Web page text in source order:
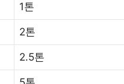
1톤
2톤
2.5톤